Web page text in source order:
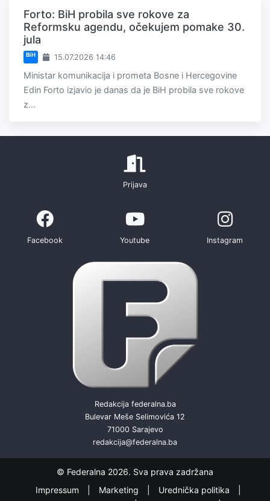
Forto: BiH probila sve rokove za
Reformsku agendu, očekujem pomake 30.
jula
BiH 15.07.2026 14:46
Ministar komunikacija i prometa Bosne i Hercegovine
Edin Forto izjavio je danas da je BiH probila sve rokove
z...
Prijava
Facebook Youtube Instagram
Redakcija federalna.ba
Bulevar Meše Selimovića 12
71000 Sarajevo
redakcija@federalna.ba
© Federalna 2026. Sva prava zadržana
Impressum
Marketing
Urednička politika